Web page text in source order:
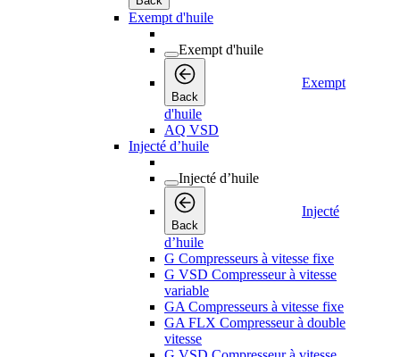
Exempt d'huile
Exempt d'huile
Back
Exempt
d'huile
AQ VSD
Injecté d’huile
Injecté d’huile
Back
Injecté
d’huile
G Compresseurs à vitesse fixe
G VSD Compresseur à vitesse
variable
GA Compresseurs à vitesse fixe
GA FLX Compresseur à double
vitesse